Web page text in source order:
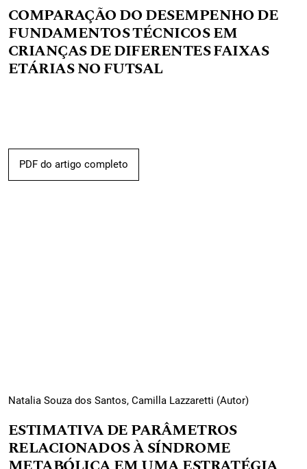
COMPARAÇÃO DO DESEMPENHO DE
FUNDAMENTOS TÉCNICOS EM
CRIANÇAS DE DIFERENTES FAIXAS
ETÁRIAS NO FUTSAL
PDF do artigo completo
Natalia Souza dos Santos, Camilla Lazzaretti (Autor)
ESTIMATIVA DE PARÂMETROS
RELACIONADOS À SÍNDROME